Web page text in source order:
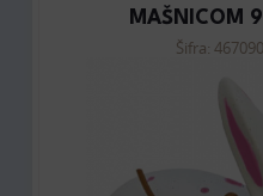
MAŠNICOM
Šifra: 467090